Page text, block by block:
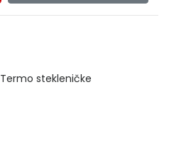
Termo stekleničke